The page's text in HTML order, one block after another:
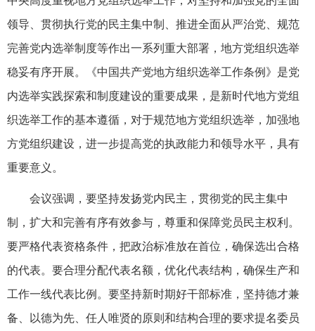
领导、贯彻执行党的民主集中制、推进全面从严治党、规范
完善党内选举制度等作出一系列重大部署，地方党组织选举
稳妥有序开展。《中国共产党地方组织选举工作条例》是党
内选举实践探索和制度建设的重要成果，是新时代地方党组
织选举工作的基本遵循，对于规范地方党组织选举，加强地
方党组织建设，进一步提高党的执政能力和领导水平，具有
重要意义。
会议强调，要坚持发扬党内民主，贯彻党的民主集中
制，扩大和完善有序有效参与，尊重和保障党员民主权利。
要严格代表资格条件，把政治标准放在首位，确保选出合格
的代表。要合理分配代表名额，优化代表结构，确保生产和
工作一线代表比例。要坚持新时期好干部标准，坚持德才兼
备、以德为先、任人唯贤的原则和结构合理的要求提名委员